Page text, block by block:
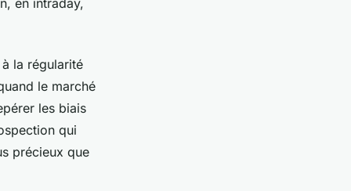
la régularité
le marché
les biais
qui
précieux que